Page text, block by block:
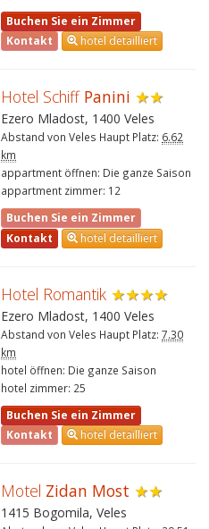
Buchen Sie ein Zimmer
Kontakt
hotel detailliert
Hotel Schiff Panini ★★
Ezero Mladost, 1400 Veles
Abstand von Veles Haupt Platz: 6.62
km
appartment öffnen: Die ganze Saison
appartment zimmer: 12
Buchen Sie ein Zimmer
Kontakt
hotel detailliert
Hotel Romantik ★★★★
Ezero Mladost, 1400 Veles
Abstand von Veles Haupt Platz: 7.30
km
hotel öffnen: Die ganze Saison
hotel zimmer: 25
Buchen Sie ein Zimmer
Kontakt
hotel detailliert
Motel Zidan Most ★★
1415 Bogomila, Veles